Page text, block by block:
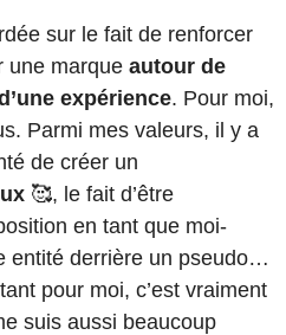
sur le fait de renforcer
une marque autour de
expérience. Pour moi,
Parmi mes valeurs, il y a
de créer un
🥰, le fait d’être
en tant que moi-
entité derrière un pseudo…
pour moi, c’est vraiment
suis aussi beaucoup